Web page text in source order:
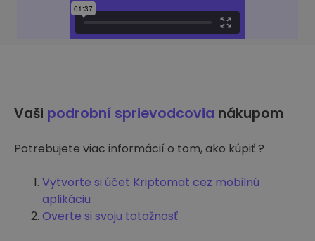
Vaši podrobní sprievodcovia nákupom
Potrebujete viac informácií o tom, ako kúpiť ?
Vytvorte si účet Kriptomat cez mobilnú
aplikáciu
Overte si svoju totožnosť